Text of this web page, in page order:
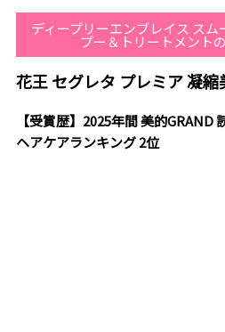
ディープリーエンブレイス ス
プー＆トリートメント
花王 セグレタ プレミア 凝
【受賞歴】2025年間 美的GRAND
ヘアケアランキング 2位